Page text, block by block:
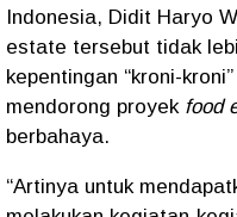
Indonesia, Didit Haryo
estate tersebut tidak
kepentingan “kroni-
mendorong proyek food
berbahaya.
“Artinya untuk